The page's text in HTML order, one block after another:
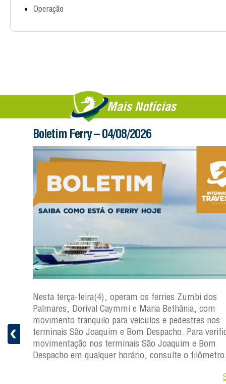
Operação
Mais Notícias
a
Boletim Ferry – 04/08/2026
Nesta terça-feira(4), operam os ferries Zumbi dos
Palmares, Dorival Caymmi e Maria Bethânia, com
movimento tranquilo para veículos e pedestres nos
terminais São Joaquim e Bom Despacho. Para
movimentação nos terminais São Joaquim e Bom
Despacho em qualquer horário, consulte o